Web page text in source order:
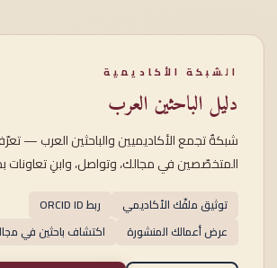
الشبكة الأكاديمية
دليل الباحثين العرب
شبكةٌ تجمع الأكاديميين والباحثين العرب —
المتخصّصين في مجالك، وتواصل، وابنِ تعاونات
توثيق ملفّك الأكاديمي
ربط ORCID ID
عرض أعمالك المنشورة
اكتشاف باحثين في